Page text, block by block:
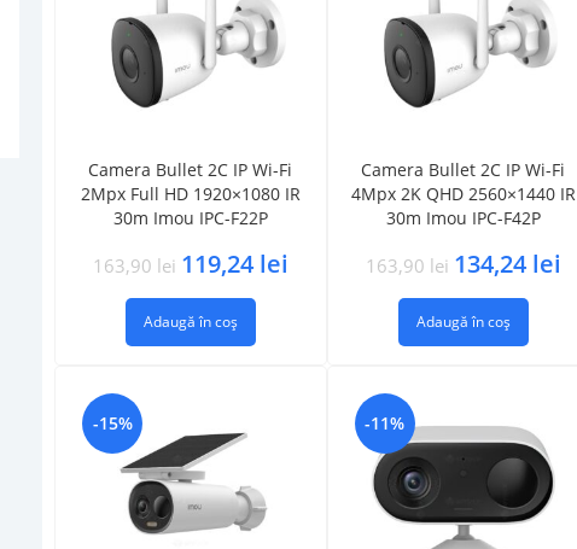
Camera Bullet 2C IP Wi-Fi
2Mpx Full HD 1920×1080 IR
30m Imou IPC-F22P
163,90 lei 119,24 lei
Adaugă în coș
Camera Bullet 2C IP Wi-Fi
4Mpx 2K QHD 2560×1440 IR
30m Imou IPC-F42P
163,90 lei 134,24 lei
Adaugă în coș
-15% -11%